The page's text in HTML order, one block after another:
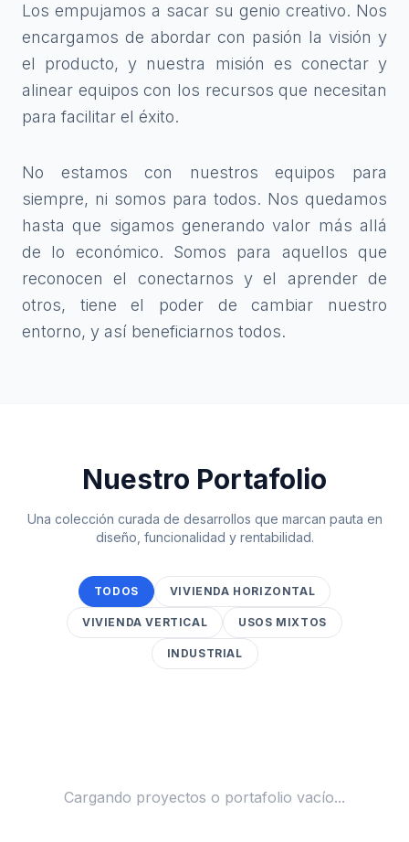
Los empujamos a sacar su genio creativo. Nos
encargamos de abordar con pasión la visión y
el producto, y nuestra misión es conectar y
alinear equipos con los recursos que necesitan
para facilitar el éxito.
No estamos con nuestros equipos para
siempre, ni somos para todos. Nos quedamos
hasta que sigamos generando valor más allá
de lo económico. Somos para aquellos que
reconocen el conectarnos y el aprender de
otros, tiene el poder de cambiar nuestro
entorno, y así beneficiarnos todos.
Nuestro Portafolio
Una colección curada de desarrollos que marcan pauta en
diseño, funcionalidad y rentabilidad.
TODOS VIVIENDA HORIZONTAL
VIVIENDA VERTICAL USOS MIXTOS
INDUSTRIAL
Cargando proyectos o portafolio vacío...